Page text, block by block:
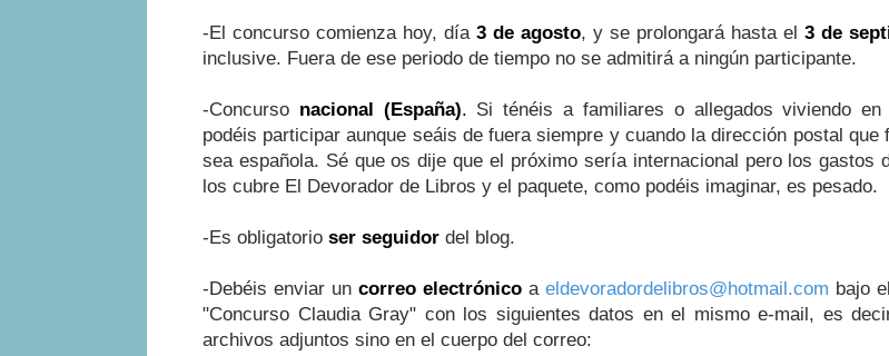
-El concurso comienza hoy, día 3 de agosto, y se prolongará hasta el 3 de
inclusive. Fuera de ese periodo de tiempo no se admitirá a ningún participante.
-Concurso nacional (España). Si ténéis a familiares o allegados viviendo en
podéis participar aunque seáis de fuera siempre y cuando la dirección postal que
sea española. Sé que os dije que el próximo sería internacional pero los gastos
los cubre El Devorador de Libros y el paquete, como podéis imaginar, es pesado.
-Es obligatorio ser seguidor del blog.
-Debéis enviar un correo electrónico a eldevoradordelibros@hotmail.com bajo
"Concurso Claudia Gray" con los siguientes datos en el mismo e-mail, es
archivos adjuntos sino en el cuerpo del correo: